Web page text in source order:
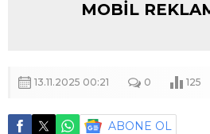
MOBİL
13.11.2025 00:21 0 125
ABONE OL